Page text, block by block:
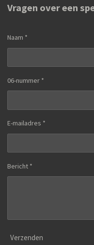
Vragen over een
Naam *
06-nummer *
E-mailadres *
Bericht *
Verzenden